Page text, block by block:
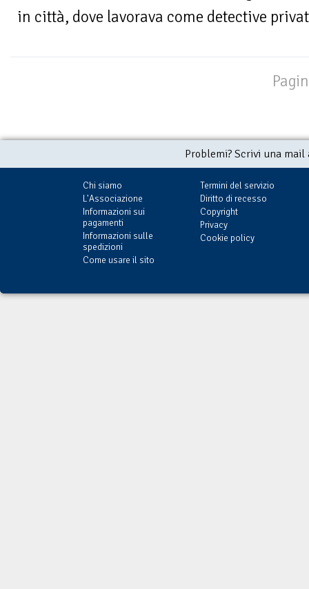
in città, dove lavorava come detective
Problemi? Scrivi una
Chi siamo
L'Associazione
Informazioni sui
pagamenti
Informazioni sulle
spedizioni
Come usare il sito
Termini del servizio
Diritto di recesso
Copyright
Privacy
Cookie policy